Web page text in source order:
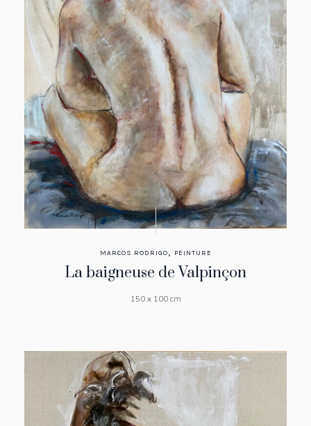
MARCOS RODRIGO, PEINTURE
La baigneuse de Valpinçon
150 x 100 cm